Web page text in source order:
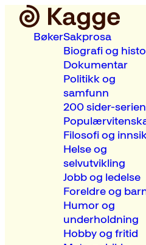
BøkerSakprosa
Biografi og
Dokumentar
Politikk og
samfunn
200 sider-serien
Filosofi og
Helse og
selvutvikling
Jobb og ledelse
Foreldre og
Humor og
underholdning
Hobby og fritid